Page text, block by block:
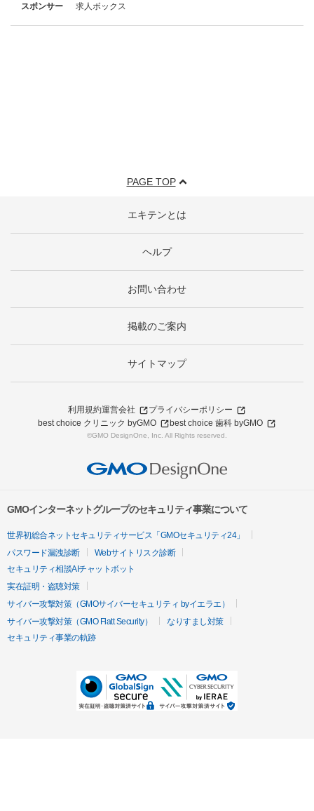
スポンサー
求人ボックス
PAGE TOP
エキテンとは
ヘルプ
お問い合わせ
掲載のご案内
サイトマップ
利用規約運営会社
プライバシーポリシー
best choice クリニック byGMO
best choice 歯科 byGMO
©GMO DesignOne, Inc. All Rights reserved.
GMOインターネットグループのセキュリティ事業について
世界初総合ネットセキュリティサービス「GMOセキュリティ24」
パスワード漏洩診断
Webサイトリスク診断
セキュリティ相談AIチャットボット
実在証明・盗聴対策
サイバー攻撃対策（GMOサイバーセキュリティ byイエラエ）
サイバー攻撃対策（GMO Flatt Security）
なりすまし対策
セキュリティ事業の軌跡